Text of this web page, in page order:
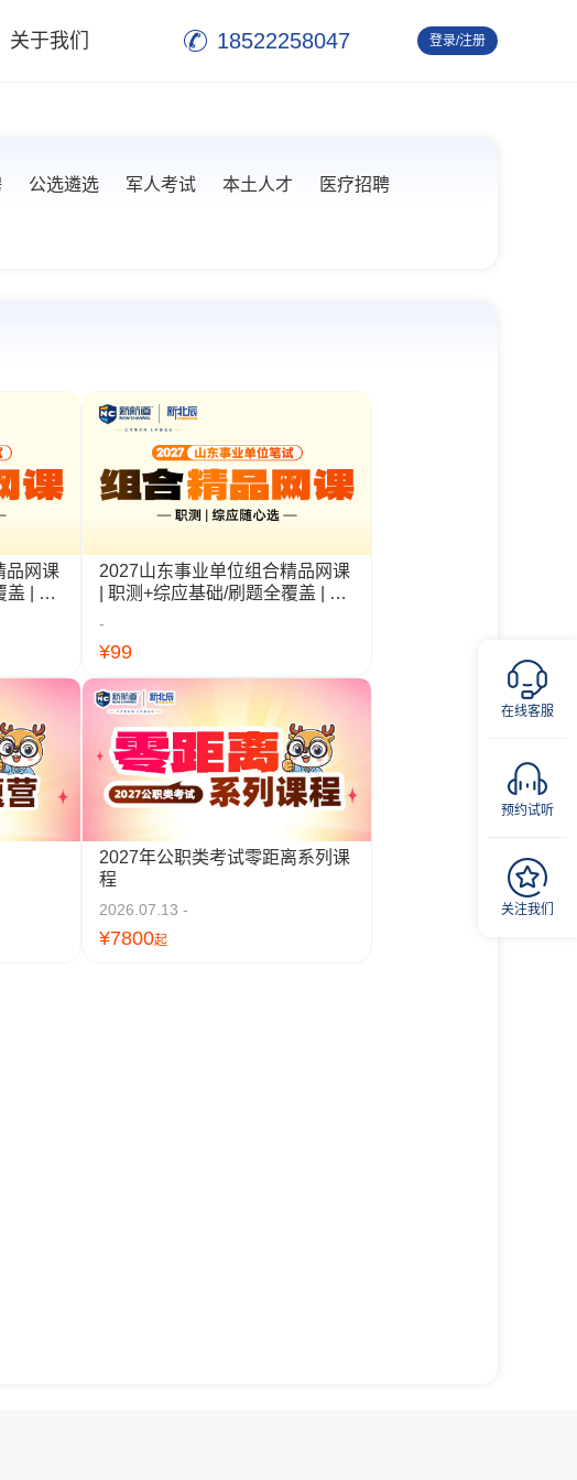
关于我们 18522258047
登录/注册
公选遴选 军人考试 本土人才
医疗招聘
品网课
盖 | 山
2027山东事业单位组合精品网课
| 职测+综应基础/刷题全覆盖 | 山
-
¥99
2027年公职类考试零距离系列课
程
2026.07.13 -
¥7800起
在线客服
预约试听
关注我们